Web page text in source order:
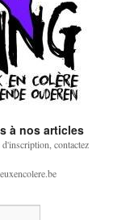
à nos articles
contactez